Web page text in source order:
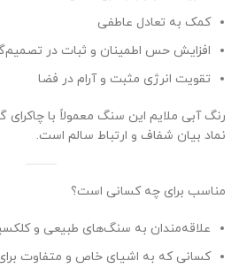
کمک به تعادل عاطفی
افزایش حس اطمینان و ثبات در
تقویت انرژی مثبت و آرام در فضا
رنگ آبی ملایم این سنگ معمولاً با
نماد بیان شفاف و ارتباط سالم است.
مناسب برای چه کسانی است؟
علاقه‌مندان به سنگ‌های طبیعی و
کسانی که به اشیای خاص و متفاوت برای